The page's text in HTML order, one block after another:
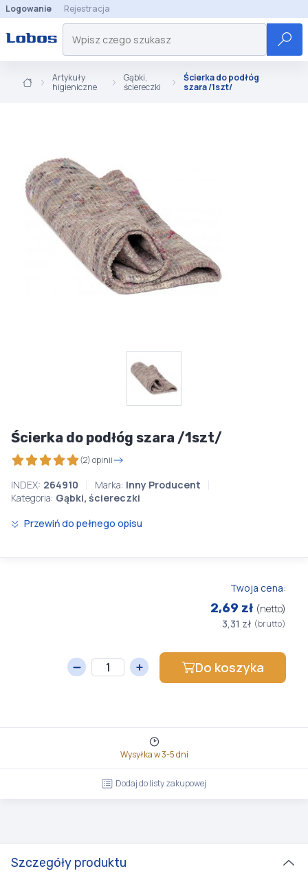
Logowanie Rejestracja
Artykuły
higieniczne
Gąbki,
ściereczki
Ścierka do podłóg
szara /1szt/
Ścierka do podłóg szara /1szt/
(2) opinii
INDEX: 264910 Marka: Inny Producent
Kategoria: Gąbki, ściereczki
Przewiń do pełnego opisu
Twoja cena:
2,69 zł (netto)
3,31 zł (brutto)
Do koszyka
Wysyłka w 3-5 dni
Dodaj do listy zakupowej
Szczegóły produktu